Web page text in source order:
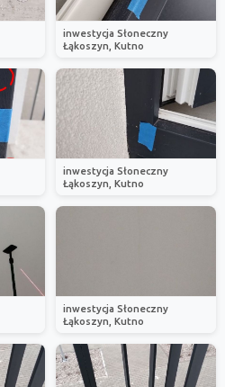
inwestycja Słoneczny
Łąkoszyn, Kutno
inwestycja Słoneczny
Łąkoszyn, Kutno
inwestycja Słoneczny
Łąkoszyn, Kutno